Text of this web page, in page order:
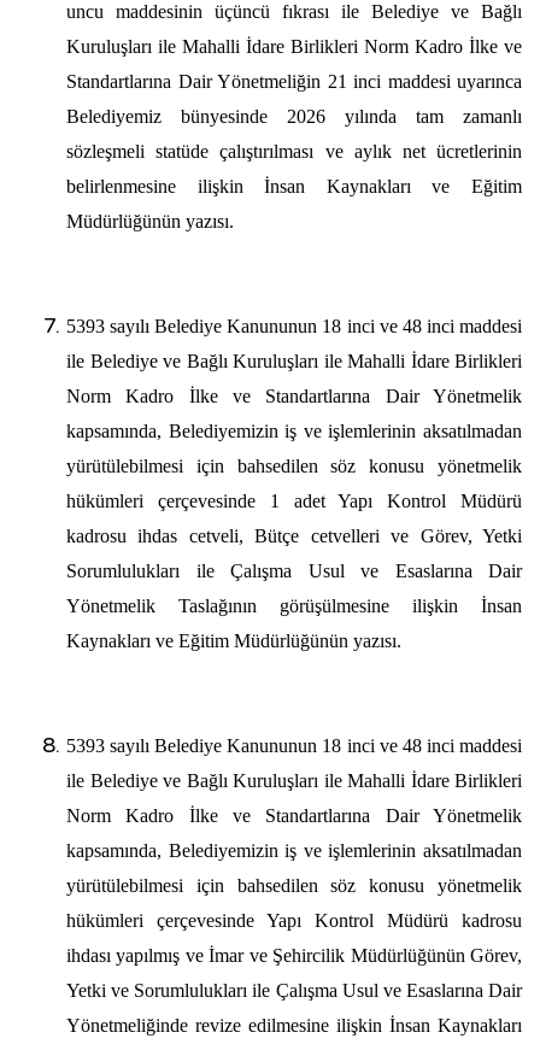
uncu maddesinin üçüncü fıkrası ile Belediye ve Bağlı
Kuruluşları ile Mahalli İdare Birlikleri Norm Kadro İlke ve
Standartlarına Dair Yönetmeliğin 21 inci maddesi uyarınca
Belediyemiz bünyesinde 2026 yılında tam zamanlı
sözleşmeli statüde çalıştırılması ve aylık net ücretlerinin
belirlenmesine ilişkin İnsan Kaynakları ve Eğitim
Müdürlüğünün yazısı.
5393 sayılı Belediye Kanununun 18 inci ve 48 inci maddesi
ile Belediye ve Bağlı Kuruluşları ile Mahalli İdare Birlikleri
Norm Kadro İlke ve Standartlarına Dair Yönetmelik
kapsamında, Belediyemizin iş ve işlemlerinin aksatılmadan
yürütülebilmesi için bahsedilen söz konusu yönetmelik
hükümleri çerçevesinde 1 adet Yapı Kontrol Müdürü
kadrosu ihdas cetveli, Bütçe cetvelleri ve Görev, Yetki
Sorumlulukları ile Çalışma Usul ve Esaslarına Dair
Yönetmelik Taslağının görüşülmesine ilişkin İnsan
Kaynakları ve Eğitim Müdürlüğünün yazısı.
5393 sayılı Belediye Kanununun 18 inci ve 48 inci maddesi
ile Belediye ve Bağlı Kuruluşları ile Mahalli İdare Birlikleri
Norm Kadro İlke ve Standartlarına Dair Yönetmelik
kapsamında, Belediyemizin iş ve işlemlerinin aksatılmadan
yürütülebilmesi için bahsedilen söz konusu yönetmelik
hükümleri çerçevesinde Yapı Kontrol Müdürü kadrosu
ihdası yapılmış ve İmar ve Şehircilik Müdürlüğünün Görev,
Yetki ve Sorumlulukları ile Çalışma Usul ve Esaslarına Dair
Yönetmeliğinde revize edilmesine ilişkin İnsan Kaynakları